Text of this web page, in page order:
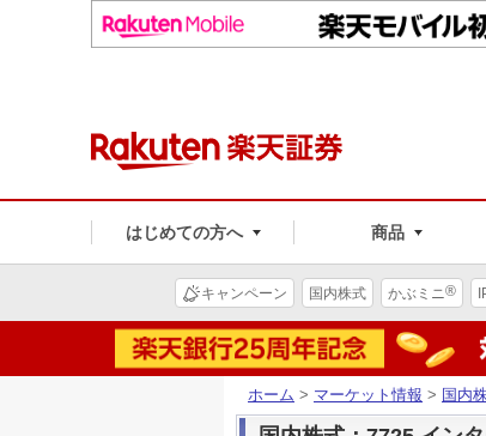
はじめての方へ 商品
キャンペーン 国内株式 かぶミニ®
ホーム > マーケット情報 > 国内